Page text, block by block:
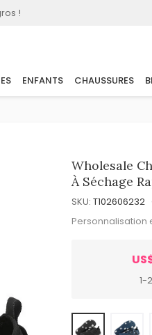
!
ENFANTS CHAUSSURES
Wholesale
À Séchage
SKU: T102606232
Personnalisation
1-